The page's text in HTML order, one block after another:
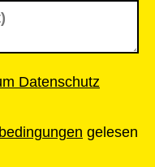
Datenschutz
gelesen